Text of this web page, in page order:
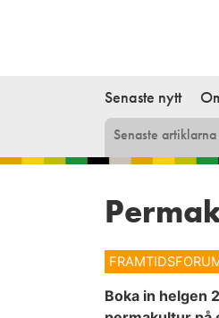
Senaste nytt
Senaste artiklarna
Boka in helgen